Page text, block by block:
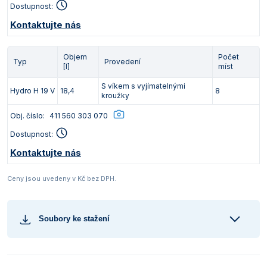
Dostupnost:
Kontaktujte nás
Typ
Objem
[l]
Provedení
Počet
míst
Hydro H 19 V 18,4
S víkem s vyjímatelnými
kroužky
8
Obj. číslo: 411 560 303 070
Dostupnost:
Kontaktujte nás
Ceny jsou uvedeny v Kč bez DPH.
Soubory ke stažení